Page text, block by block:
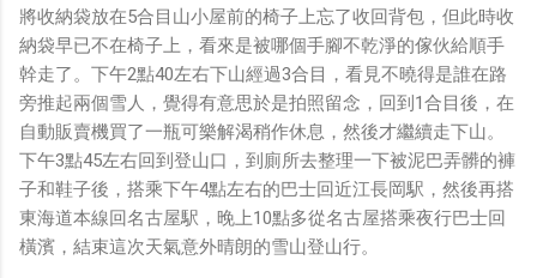
將收納袋放在5合目山小屋前的椅子上忘了收回背包，但此時收
納袋早已不在椅子上，看來是被哪個手腳不乾淨的傢伙給順手
幹走了。下午2點40左右下山經過3合目，看見不曉得是誰在路
旁推起兩個雪人，覺得有意思於是拍照留念，回到1合目後，在
自動販賣機買了一瓶可樂解渴稍作休息，然後才繼續走下山。
下午3點45左右回到登山口，到廁所去整理一下被泥巴弄髒的褲
子和鞋子後，搭乘下午4點左右的巴士回近江長岡駅，然後再搭
東海道本線回名古屋駅，晚上10點多從名古屋搭乘夜行巴士回
橫濱，結束這次天氣意外晴朗的雪山登山行。